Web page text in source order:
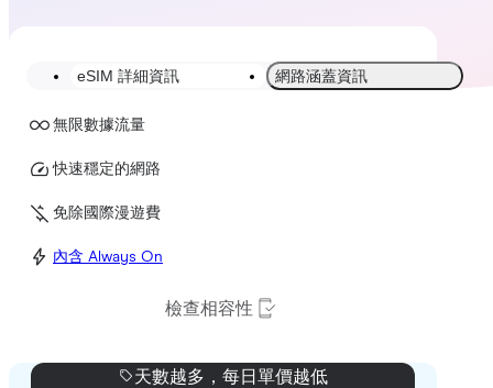
eSIM 詳細資訊 網路涵蓋資訊
無限數據流量
快速穩定的網路
免除國際漫遊費
內含 Always On
檢查相容性
天數越多，每日單價越低